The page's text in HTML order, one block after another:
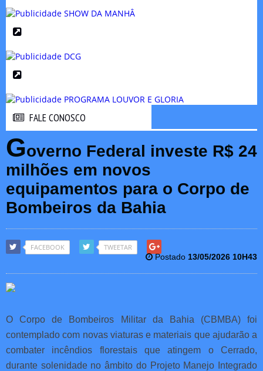
FALE CONOSCO
Governo Federal investe R$ 24
milhões em novos
equipamentos para o Corpo de
Bombeiros da Bahia
FACEBOOK TWEETAR
Postado 13/05/2026 10H43
O Corpo de Bombeiros Militar da Bahia (CBMBA) foi
contemplado com novas viaturas e materiais que ajudarão a
combater incêndios florestais que atingem o Cerrado,
durante solenidade no âmbito do Projeto Manejo Integrado